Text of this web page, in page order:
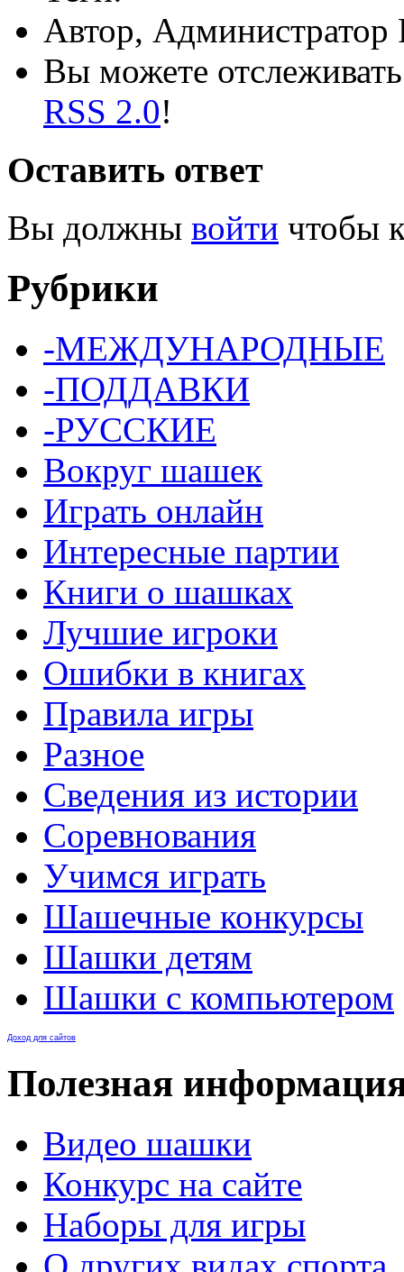
Автор, Администратор
Вы можете отслеживать
RSS 2.0!
Оставить ответ
Вы должны войти чтобы
Рубрики
-МЕЖДУНАРОДНЫЕ
-ПОДДАВКИ
-РУССКИЕ
Вокруг шашек
Играть онлайн
Интересные партии
Книги о шашках
Лучшие игроки
Ошибки в книгах
Правила игры
Разное
Сведения из истории
Соревнования
Учимся играть
Шашечные конкурсы
Шашки детям
Шашки с компьютером
Доход для сайтов
Полезная
Видео шашки
Конкурс на сайте
Наборы для игры